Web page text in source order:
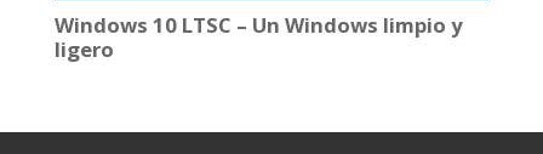
Windows 10 LTSC – Un Windows limpio y
ligero